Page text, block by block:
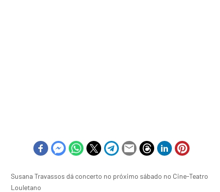
Susana Travassos dá concerto no próximo sábado no Cine-Teatro
Louletano